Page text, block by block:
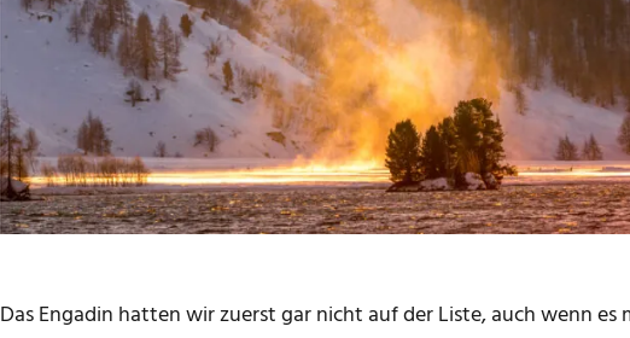
Das Engadin hatten wir zuerst gar nicht auf der Liste, auch wenn